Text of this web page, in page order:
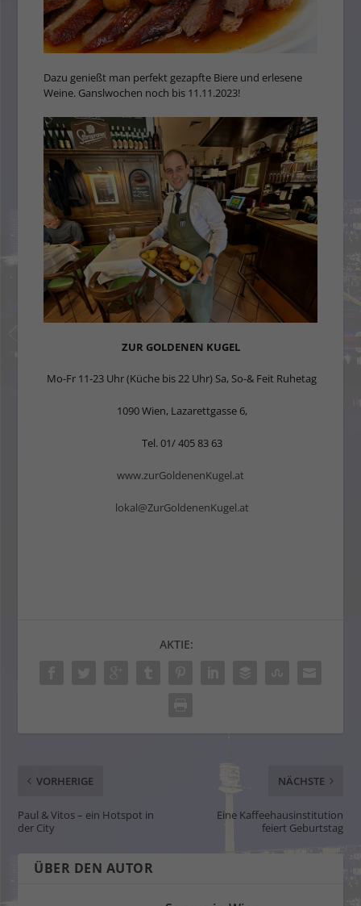
Dazu genießt man perfekt gezapfte Biere und erlesene
Weine. Ganslwochen noch bis 11.11.2023!
ZUR GOLDENEN KUGEL
Mo-Fr 11-23 Uhr (Küche bis 22 Uhr) Sa, So-& Feit Ruhetag
1090 Wien, Lazarettgasse 6,
Tel. 01/ 405 83 63
www.zurGoldenenKugel.at
lokal@ZurGoldenenKugel.at
AKTIE:
VORHERIGE
Paul & Vitos – ein Hotspot in
der City
NÄCHSTE
Eine Kaffeehausinstitution
feiert Geburtstag
ÜBER DEN AUTOR